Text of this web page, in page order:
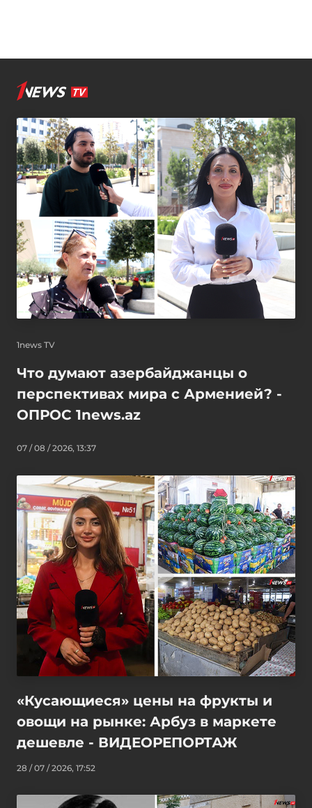
1news TV
Что думают азербайджанцы о
перспективах мира с Арменией? -
ОПРОС 1news.az
07 / 08 / 2026, 13:37
«Кусающиеся» цены на фрукты и
овощи на рынке: Арбуз в маркете
дешевле - ВИДЕОРЕПОРТАЖ
28 / 07 / 2026, 17:52